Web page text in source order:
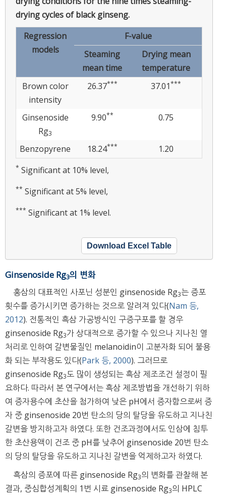
drying cycles of black ginseng.
Regression
models
F-value
Steaming
mean time
Drying mean
temperature
Brown color
intensity
26.37*** 37.01***
Ginsenoside
Rg3
9.90** 0.75
Benzopyrene 18.24*** 1.20
* Significant at 10% level,
** Significant at 5% level,
*** Significant at 1% level.
Download Excel Table
Ginsenoside Rg3의 변화
홍삼의 대표적인 사포닌 성분인 ginsenoside Rg3는 증포
횟수를 증가시키면 증가하는 것으로 알려져 있다(Nam 등,
2012). 전통적인 흑삼 가공방식인 구증구포를 할 경우
ginsenoside Rg3가 상대적으로 증가할 수 있으나 지나친 열
처리로 인하여 갈변물질인 melanoidin이 고분자화 되어 불용
화 되는 부작용도 있다(Park 등, 2000). 그러므로
ginsenoside Rg3도 많이 생성되는 흑삼 제조조건 설정이 필
요하다. 따라서 본 연구에서는 흑삼 제조방법을 개선하기 위하
여 증자용수에 초산을 첨가하여 낮은 pH에서 증자함으로써 증
자 중 ginsenoside 20번 탄소의 당의 탈당을 유도하고 지나친
갈변을 방지하고자 하였다. 또한 건조과정에서도 인삼에 침투
한 초산용액이 건조 중 pH를 낮추어 ginsenoside 20번 탄소
의 당의 탈당을 유도하고 지나친 갈변을 억제하고자 하였다.
흑삼의 증포에 따른 ginsenoside Rg3의 변화를 관찰해 본
결과, 중심합성계획의 1번 시료 ginsenoside Rg3의 HPLC